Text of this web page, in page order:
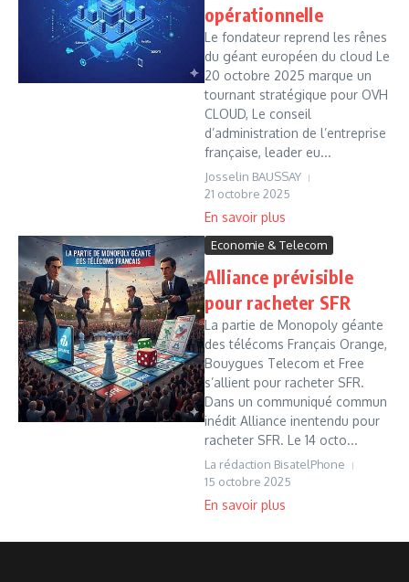
opérationnelle
Le fondateur reprend les rênes
du géant européen du cloud Le
20 octobre 2025 marque un
tournant stratégique pour OVH
CLOUD, Le conseil
d’administration de l’entreprise
française, leader eu...
Josselin BAUSSAY
21 octobre 2025
Economie & Telecom
Alliance prévisible
pour racheter SFR
La partie de Monopoly géante
des télécoms Français Orange,
Bouygues Telecom et Free
s’allient pour racheter SFR.
Dans un communiqué commun
inédit Alliance inentendu pour
racheter SFR. Le 14 octo...
La rédaction BisatelPhone
15 octobre 2025